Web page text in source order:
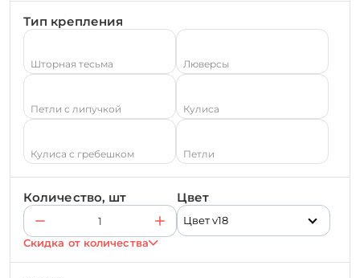
Тип крепления
Шторная тесьма Люверсы
Петли с липучкой Кулиса
Кулиса с гребешком Петли
Количество, шт Цвет
Цвет v18
Скидка от количества